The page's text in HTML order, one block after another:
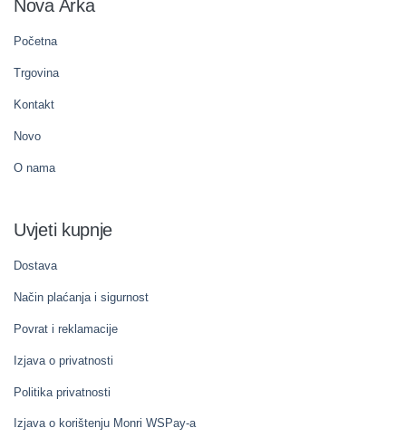
Nova Arka
Početna
Trgovina
Kontakt
Novo
O nama
Uvjeti kupnje
Dostava
Način plaćanja i sigurnost
Povrat i reklamacije
Izjava o privatnosti
Politika privatnosti
Izjava o korištenju Monri WSPay-a